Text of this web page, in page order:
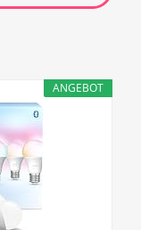
ANGEBOT